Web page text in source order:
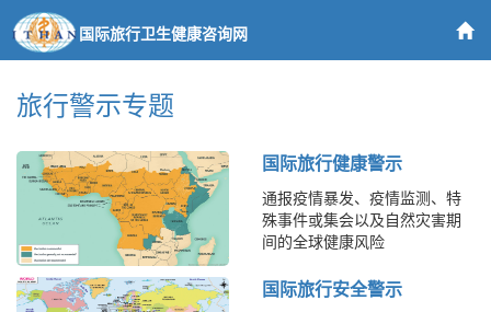
国际旅行卫生健康咨询网
旅行警示专题
国际旅行健康警示
通报疫情暴发、疫情监测、特
殊事件或集会以及自然灾害期
间的全球健康风险
国际旅行安全警示